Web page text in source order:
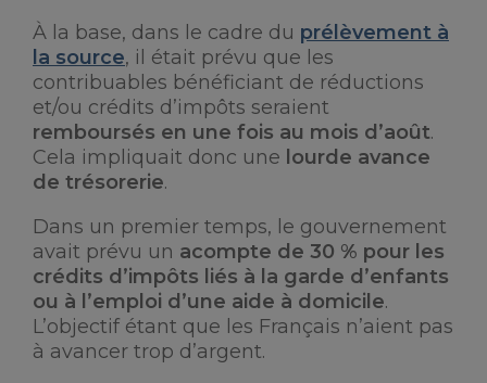
À la base, dans le cadre du prélèvement à
la source, il était prévu que les
contribuables bénéficiant de réductions
et/ou crédits d’impôts seraient
remboursés en une fois au mois d’août.
Cela impliquait donc une lourde avance
de trésorerie.
Dans un premier temps, le gouvernement
avait prévu un acompte de 30 % pour les
crédits d’impôts liés à la garde d’enfants
ou à l’emploi d’une aide à domicile.
L’objectif étant que les Français n’aient pas
à avancer trop d’argent.